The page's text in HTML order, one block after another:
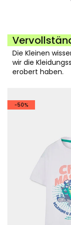
Die Kleinen
wir die
erobert haben.
-50%